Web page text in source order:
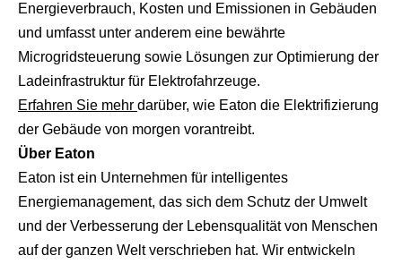
Energieverbrauch, Kosten und Emissionen in Gebäuden
und umfasst unter anderem eine bewährte
Microgridsteuerung sowie Lösungen zur Optimierung der
Ladeinfrastruktur für Elektrofahrzeuge.
Erfahren Sie mehr darüber, wie Eaton die Elektrifizierung
der Gebäude von morgen vorantreibt.
Über Eaton
Eaton ist ein Unternehmen für intelligentes
Energiemanagement, das sich dem Schutz der Umwelt
und der Verbesserung der Lebensqualität von Menschen
auf der ganzen Welt verschrieben hat. Wir entwickeln